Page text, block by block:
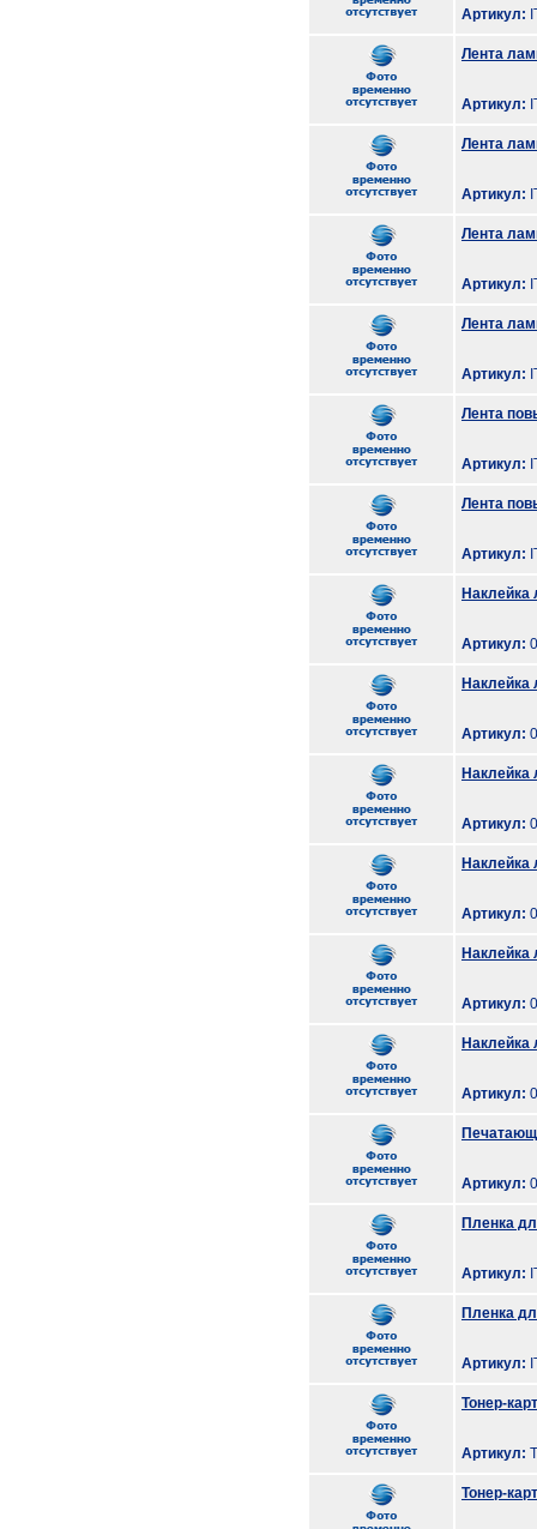
Артикул:
Лента
Артикул:
Лента
Артикул:
Лента
Артикул:
Лента
Артикул:
Лента
Артикул:
Лента
Артикул:
Наклейка
Артикул:
Наклейка
Артикул:
Наклейка
Артикул:
Наклейка
Артикул:
Наклейка
Артикул:
Наклейка
Артикул:
Артикул:
Пленка
Артикул:
Пленка
Артикул:
Тонер-
Артикул:
Тонер-